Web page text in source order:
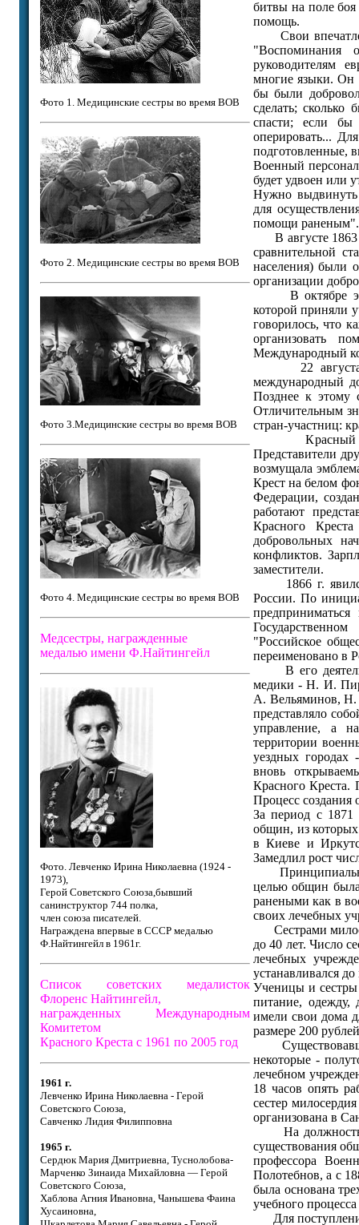
Фото 1. Медицинские сестры во время ВОВ
Фото 2. Медицинские сестры во время ВОВ
Фото 3.Медицинские сестры во время ВОВ
Фото 4. Медицинские сестры во время ВОВ
Медсестры, награжденные
медалью имени Ф.Найтингейл
Фото. Левченко Ирина Николаевна (1924 -
1973),
Герой Советского Союза,бывший
санинструктор 744 полка,
член союза писателей.
Награждена впервые в СССР медалью
Ф.Найтингейл в 1961г.
Список советских медалисток
Флоренс Найтингейл,
награжденных Международным
Комитетом
Красного Креста с 1961 по 2005 год
1961 г.
Левченко Ирина Николаевна - Герой
Советского Союза,
Савченко Лидия Филипповна
1965 г.
Сердюк Мария Дмитриевна, Туснолобова-
Марченко Зинаида Михайловна — Герой
Советского Союза,
Хаблова Агния Ивановна, Чанышева Фаина
Хусаиновна,
битвы на поле
помощь.
Свои
"Воспоминания
руководителям
многие языки. Он
бы были
сделать;
спасти; если
оперировать...
подготовленные,
Военный персонал
будет удвоен или
Нужно выдвинуть
для
помощи раненым".
В августе 1863
сравнительной
населения) были
организации
В октябре
которой приняли
говорилось, что
организовать
Международный
22 августа
международный
Позднее к этому
Отличительным
стран-участниц:
Красный
Представители
возмущала
Крест на белом
Федерации,
работают
Красного
добровольных
конфликтов.
заместители.
1866 г. явился
России. По
"Российское
переименовано в
В его
медики - Н. И.
А. Вельяминов, Н.
представляло
управление, а
территории
уездных городах
вновь
Красного Креста.
Процесс
За период с
общин, из
в Киеве и
Замедлил рост
целью общин была
ранеными как в
своих лечебных
Сестрами
до 40 лет. Число
лечебных
устанавливался до
Ученицы и сестры
питание,
имели свои дома
размере 200
некоторые -
лечебном
18 часов опять
сестер
организована в
На должность
существования
профессора
Полотебнов, а с
была основана
учебного
Для